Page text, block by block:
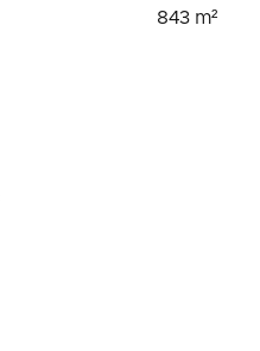
843m²